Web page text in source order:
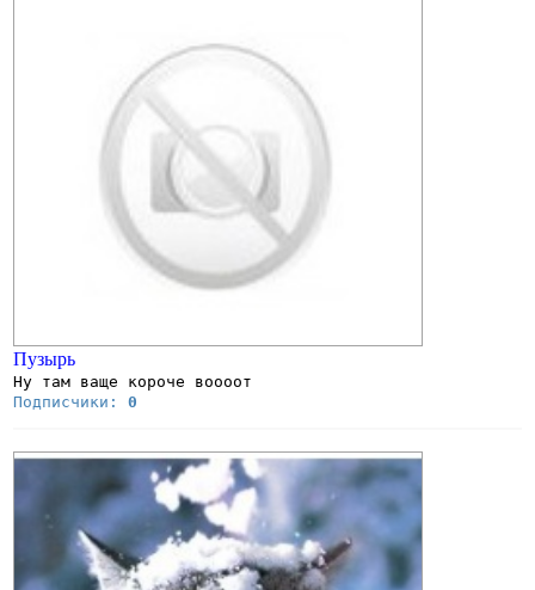
Пузырь
Ну там ваще короче воооот
Подписчики: 0